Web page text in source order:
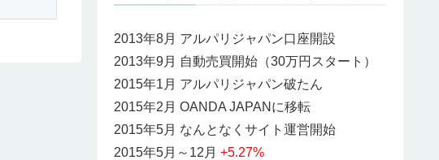
2013年8月 アルパリジャパン口座開設
2013年9月 自動売買開始（30万円スタート）
2015年1月 アルパリジャパン破たん
2015年2月 OANDA JAPANに移転
2015年5月 なんとなくサイト運営開始
2015年5月～12月 +5.27%